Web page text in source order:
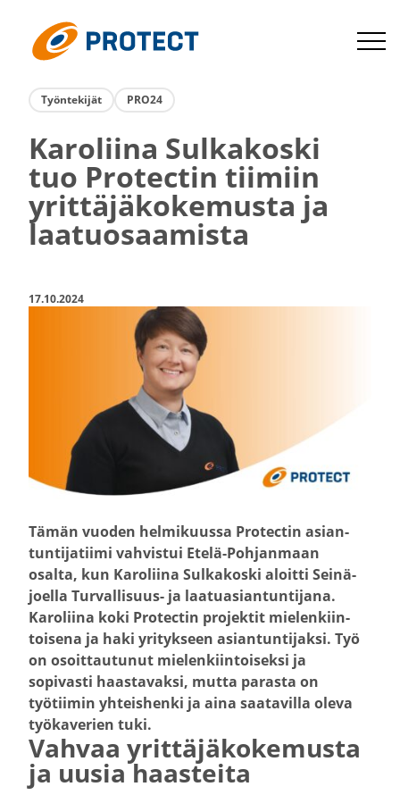
suoraan
sisältöön
Protect
Työnte­kijät PRO24
Karoliina Sulka­koski
tuo Protectin tiimiin
yrittä­jä­ko­ke­musta ja
laatuo­saa­mista
17.10.2024
Tämän vuoden helmi­kuussa Protectin asian­
tun­ti­ja­tiimi vahvistui Etelä-​Pohjanmaan
osalta, kun Karoliina Sulka­koski aloitti Seinä­
joella Turvallisuus-​ ja laatu­asian­tun­tijana.
Karoliina koki Protectin projektit mielen­kiin­
toisena ja haki yritykseen asian­tun­ti­jaksi. Työ
on osoit­tau­tunut mielen­kiin­toi­seksi ja
sopivasti haasta­vaksi, mutta parasta on
työtiimin yhteis­henki ja aina saata­villa oleva
työka­verien tuki.
Vahvaa yrittä­jä­ko­ke­musta
ja uusia haasteita